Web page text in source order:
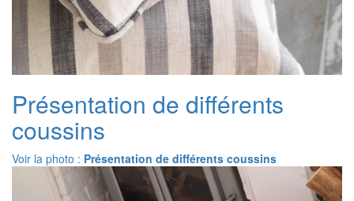
Présentation de différents
coussins
Voir la photo : Présentation de différents coussins